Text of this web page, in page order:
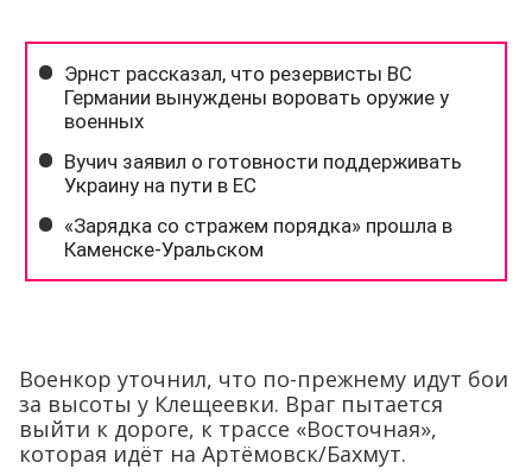
Военкор уточнил, что по-прежнему идут бои
за высоты у Клещеевки. Враг пытается
выйти к дороге, к трассе «Восточная»,
которая идёт на Артёмовск/Бахмут.